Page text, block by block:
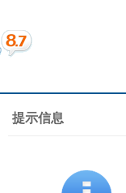
提示信息